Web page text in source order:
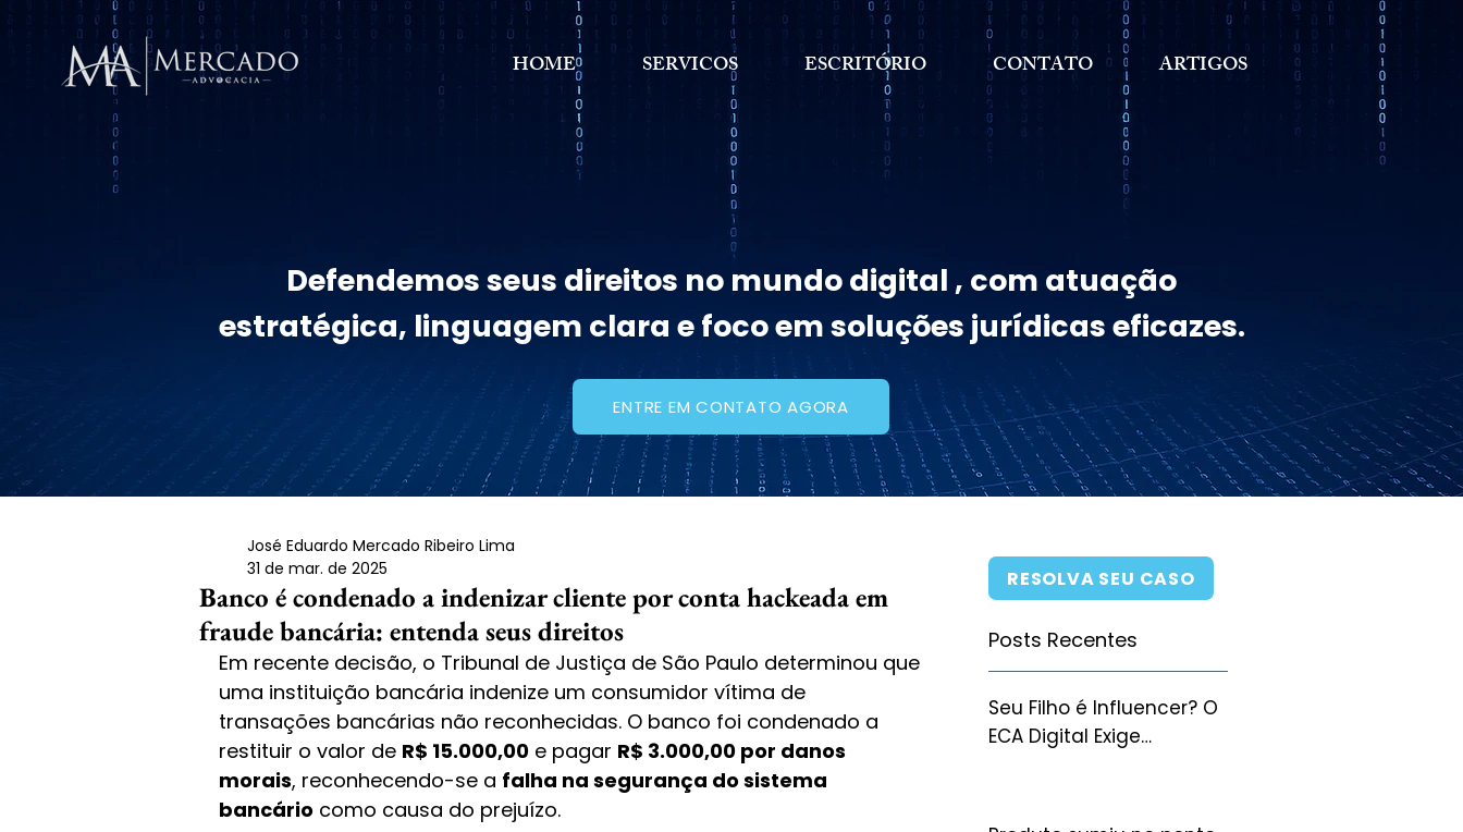
HOME SERVICOS ESCRITÓRIO CONTATO ARTIGOS
Defendemos seus direitos no mundo digital , com atuação
estratégica, linguagem clara e foco em soluções jurídicas eficazes.
ENTRE EM CONTATO AGORA
Banco é condenado a indenizar cliente por conta hackeada em
fraude bancária: entenda seus direitos
José Eduardo Mercado Ribeiro Lima
31 de mar. de 2025
Em recente decisão, o Tribunal de Justiça de São Paulo determinou que
uma instituição bancária indenize um consumidor vítima de
transações bancárias não reconhecidas. O banco foi condenado a
restituir o valor de R$ 15.000,00 e pagar R$ 3.000,00 por danos
morais, reconhecendo-se a falha na segurança do sistema
bancário como causa do prejuízo.
RESOLVA SEU CASO
Posts Recentes
Seu Filho é Influencer? O
ECA Digital Exige
Pode Perder Tudo Sem